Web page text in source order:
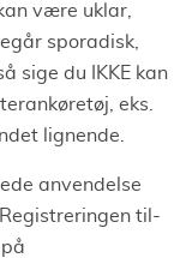
være uklar,
sporadisk,
sige du IKKE kan
eks.
lignende.
anvendelse
til-